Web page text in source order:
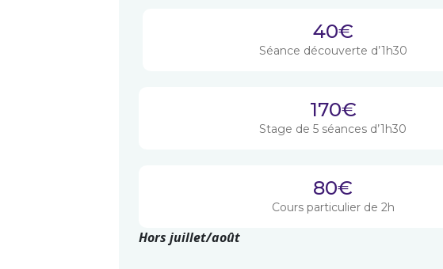
40€
Séance découverte d’1h30
170€
Stage de 5 séances d’1h30
80€
Cours particulier de 2h
Hors juillet/août